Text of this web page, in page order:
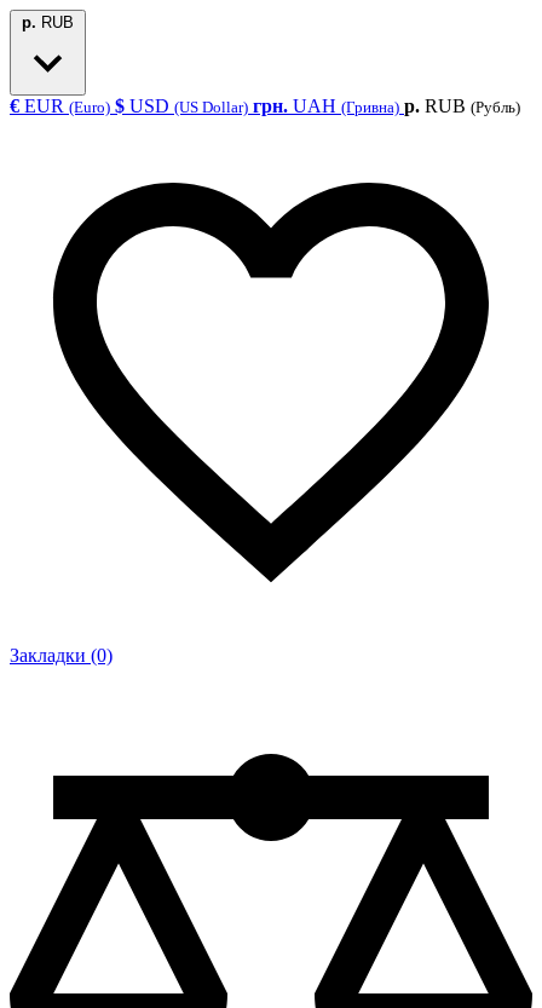
р. RUB
€ EUR (Euro) $ USD (US Dollar) грн. UAH (Гривна) р. RUB (Рубль)
Закладки (0)